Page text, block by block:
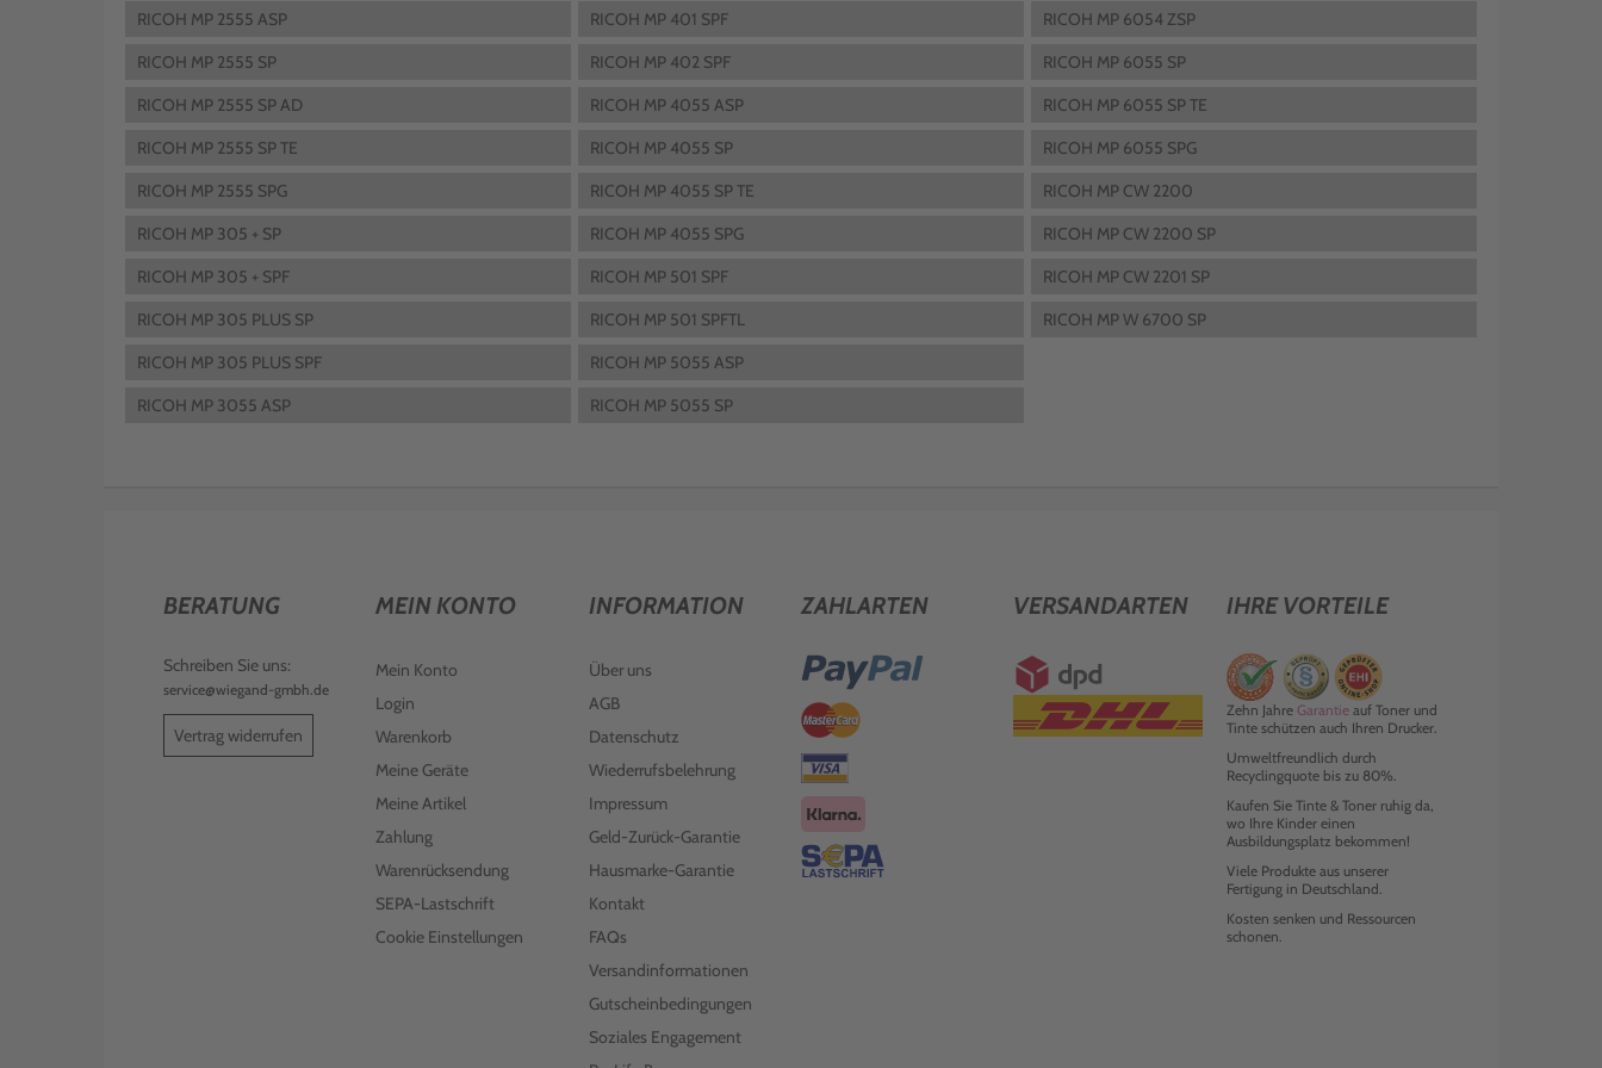
RICOH MP 2555 ASP
RICOH MP 2555 SP
RICOH MP 2555 SP AD
RICOH MP 2555 SP TE
RICOH MP 2555 SPG
RICOH MP 305 + SP
RICOH MP 305 + SPF
RICOH MP 305 PLUS SP
RICOH MP 305 PLUS SPF
RICOH MP 3055 ASP
RICOH MP 401 SPF
RICOH MP 402 SPF
RICOH MP 4055 ASP
RICOH MP 4055 SP
RICOH MP 4055 SP TE
RICOH MP 4055 SPG
RICOH MP 501 SPF
RICOH MP 501 SPFTL
RICOH MP 5055 ASP
RICOH MP 5055 SP
RICOH MP 6054 ZSP
RICOH MP 6055 SP
RICOH MP 6055 SP TE
RICOH MP 6055 SPG
RICOH MP CW 2200
RICOH MP CW 2200 SP
RICOH MP CW 2201 SP
RICOH MP W 6700 SP
BERATUNG
Schreiben Sie uns:
service@wiegand-gmbh.de
Vertrag widerrufen
MEIN KONTO
Mein Konto
Login
Warenkorb
Meine Geräte
Meine Artikel
Zahlung
Warenrücksendung
SEPA-Lastschrift
Cookie Einstellungen
INFORMATION
Über uns
AGB
Datenschutz
Wiederrufsbelehrung
Impressum
Geld-Zurück-Garantie
Hausmarke-Garantie
Kontakt
FAQs
Versandinformationen
Gutscheinbedingungen
Soziales Engagement
ZAHLARTEN VERSANDARTEN IHRE VORTEILE
Zehn Jahre Garantieauf Toner und
Tinte schützen auch Ihren Drucker.
Umweltfreundlich durch
Recyclingquote bis zu 80%.
Kaufen Sie Tinte & Toner ruhig da,
wo Ihre Kinder einen
Ausbildungsplatz bekommen!
Viele Produkte aus unserer
Fertigung in Deutschland.
Kosten senken und Ressourcen
schonen.